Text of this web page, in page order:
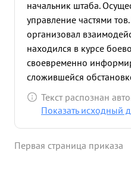
начальник штаба.
управление частями
организовал
находился в курсе
своевременно
сложившейся
обеспечивал полное
оперативвсе решение
Правительственной
Текст распознан
Показать исходный
Первая страница приказа